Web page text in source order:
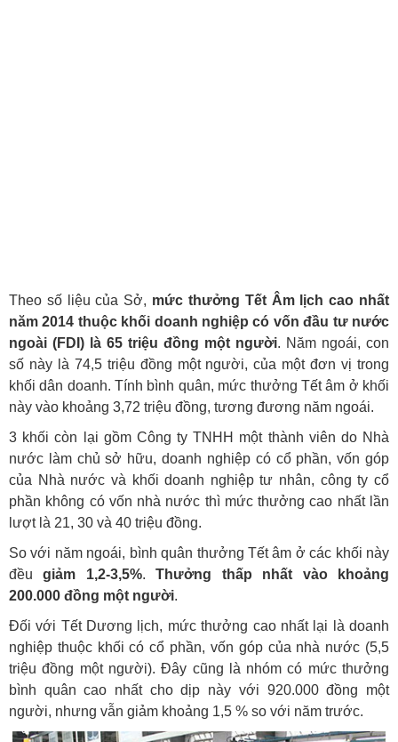
Theo số liệu của Sở, mức thưởng Tết Âm lịch cao nhất
năm 2014 thuộc khối doanh nghiệp có vốn đầu tư nước
ngoài (FDI) là 65 triệu đồng một người. Năm ngoái, con
số này là 74,5 triệu đồng một người, của một đơn vị trong
khối dân doanh. Tính bình quân, mức thưởng Tết âm ở khối
này vào khoảng 3,72 triệu đồng, tương đương năm ngoái.
3 khối còn lại gồm Công ty TNHH một thành viên do Nhà
nước làm chủ sở hữu, doanh nghiệp có cổ phần, vốn góp
của Nhà nước và khối doanh nghiệp tư nhân, công ty cổ
phần không có vốn nhà nước thì mức thưởng cao nhất lần
lượt là 21, 30 và 40 triệu đồng.
So với năm ngoái, bình quân thưởng Tết âm ở các khối này
đềugiảm 1,2-3,5%.Thưởng thấp nhất vào khoảng
200.000 đồng một người.
Đối với Tết Dương lịch, mức thưởng cao nhất lại là doanh
nghiệp thuộc khối có cổ phần, vốn góp của nhà nước (5,5
triệu đồng một người). Đây cũng là nhóm có mức thưởng
bình quân cao nhất cho dịp này với 920.000 đồng một
người, nhưng vẫn giảm khoảng 1,5 % so với năm trước.